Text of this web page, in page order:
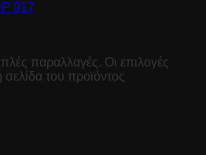
917
παραλλαγές. Οι επιλογές
του προϊόντος